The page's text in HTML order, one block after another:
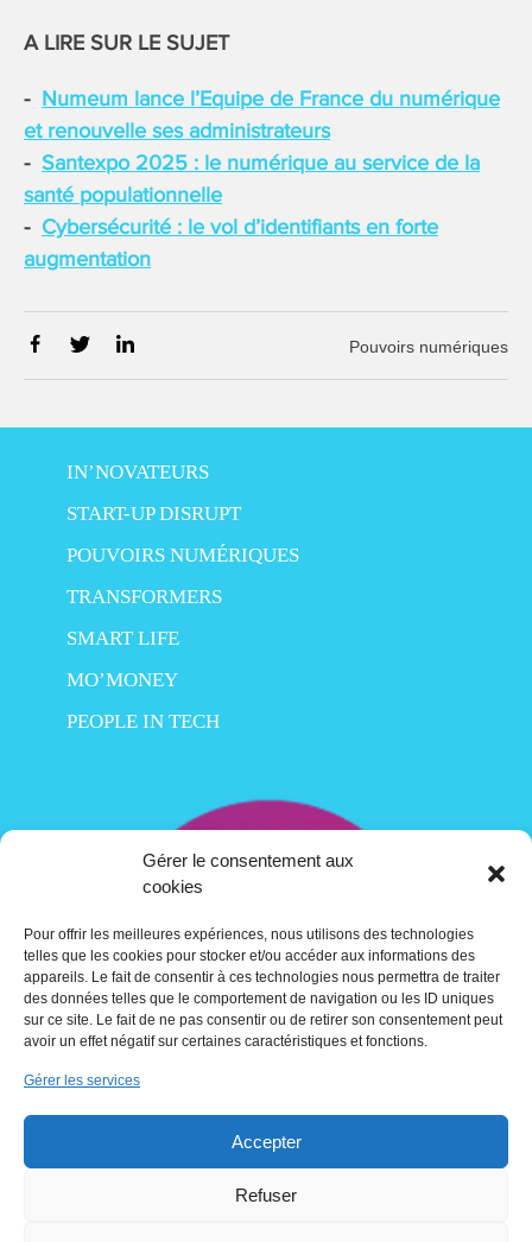
Gérer le consentement aux
cookies
Pour offrir les meilleures expériences, nous utilisons des technologies
telles que les cookies pour stocker et/ou accéder aux informations des
appareils. Le fait de consentir à ces technologies nous permettra de traiter
des données telles que le comportement de navigation ou les ID uniques
sur ce site. Le fait de ne pas consentir ou de retirer son consentement peut
avoir un effet négatif sur certaines caractéristiques et fonctions.
Gérer les services
Accepter
Refuser
A LIRE SUR LE SUJET
Numeum lance l’Equipe de France du numérique
et renouvelle ses administrateurs
Santexpo 2025 : le numérique au service de la
santé populationnelle
Cybersécurité : le vol d’identifiants en forte
augmentation
Pouvoirs numériques
IN’NOVATEURS
START-UP DISRUPT
POUVOIRS NUMÉRIQUES
TRANSFORMERS
SMART LIFE
MO’MONEY
PEOPLE IN TECH
Crédits